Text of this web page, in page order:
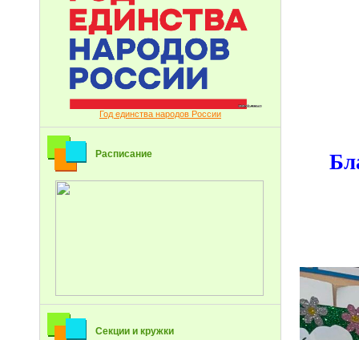
Год единства народов России
Расписание
Секции и кружки